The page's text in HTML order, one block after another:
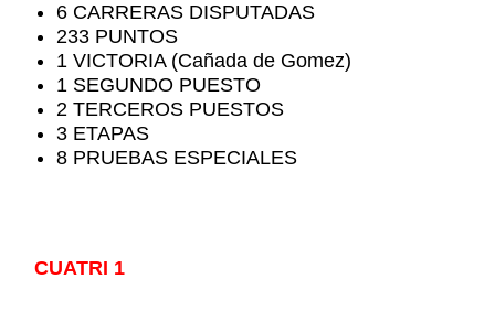
6 CARRERAS DISPUTADAS
233 PUNTOS
1 VICTORIA (Cañada de Gomez)
1 SEGUNDO PUESTO
2 TERCEROS PUESTOS
3 ETAPAS
8 PRUEBAS ESPECIALES
CUATRI 1